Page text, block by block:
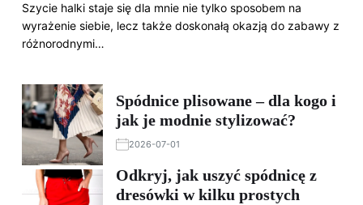
Szycie halki staje się dla mnie nie tylko sposobem na
wyrażenie siebie, lecz także doskonałą okazją do zabawy z
różnorodnymi…
Spódnice plisowane – dla kogo i
jak je modnie stylizować?
2026-07-01
Odkryj, jak uszyć spódnicę z
dresówki w kilku prostych